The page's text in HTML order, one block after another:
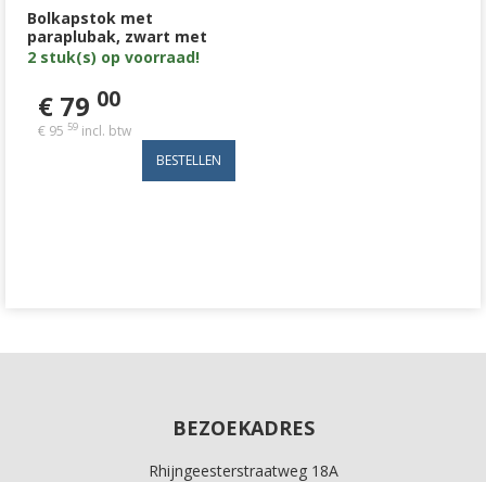
Bolkapstok met
paraplubak, zwart met
zilvergrijs en houten
ophangbollen
2 stuk(s) op voorraad!
€ 79 00
€ 95 59incl. btw
BEZOEKADRES
Rhijngeesterstraatweg 18A